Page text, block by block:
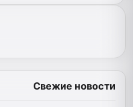
Свежие новости